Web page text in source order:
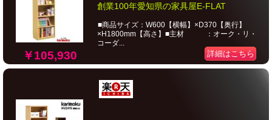
￥105,930
創業100年愛知県の家具屋E-FLAT
■商品サイズ：W600【横幅】×D370【奥行】
×H1800mm【高さ】■主材 ：オーク・リ・
コーダ...
詳細はこちら